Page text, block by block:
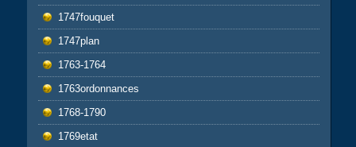
1747fouquet
1747plan
1763-1764
1763ordonnances
1768-1790
1769etat